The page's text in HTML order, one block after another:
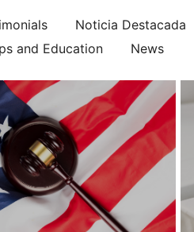
Noticia Destacada
and Education
News